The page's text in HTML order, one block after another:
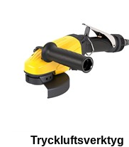
Tryckluftsverktyg